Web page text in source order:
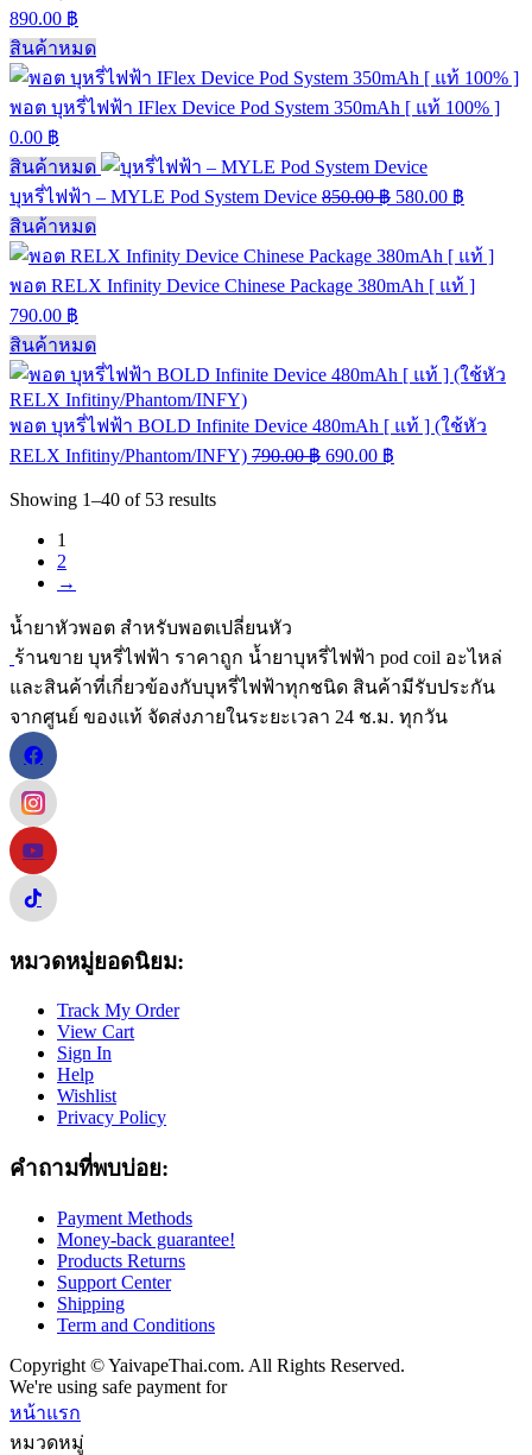
890.00 ฿
สินค้าหมด
พอต บุหรี่ไฟฟ้า IFlex Device Pod System 350mAh [ แท้ 100% ]
0.00 ฿
สินค้าหมด
บุหรี่ไฟฟ้า – MYLE Pod System Device 850.00฿ 580.00 ฿
สินค้าหมด
พอต RELX Infinity Device Chinese Package 380mAh [ แท้ ]
790.00 ฿
สินค้าหมด
พอต บุหรี่ไฟฟ้า BOLD Infinite Device 480mAh [ แท้ ] (ใช้หัว
RELX Infitiny/Phantom/INFY) 790.00฿ 690.00 ฿
Showing 1–40 of 53 results
1
2
→
น้ำยาหัวพอต สำหรับพอตเปลี่ยนหัว
ร้านขาย บุหรี่ไฟฟ้า ราคาถูก น้ำยาบุหรี่ไฟฟ้า pod coil อะไหล่
และสินค้าที่เกี่ยวข้องกับบุหรี่ไฟฟ้าทุกชนิด สินค้ามีรับประกัน
จากศูนย์ ของแท้ จัดส่งภายในระยะเวลา 24 ช.ม. ทุกวัน
หมวดหมู่ยอดนิยม:
Track My Order
View Cart
Sign In
Help
Wishlist
Privacy Policy
คำถามที่พบบ่อย:
Payment Methods
Money-back guarantee!
Products Returns
Support Center
Shipping
Term and Conditions
Copyright © YaivapeThai.com. All Rights Reserved.
We're using safe payment for
หน้าแรก
หมวดหมู่